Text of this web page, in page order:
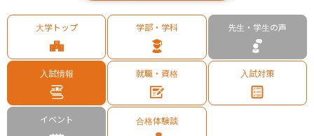
大学トップ 学部・学科 先生・学生の声
入試情報 就職・資格 入試対策
イベント 合格体験談